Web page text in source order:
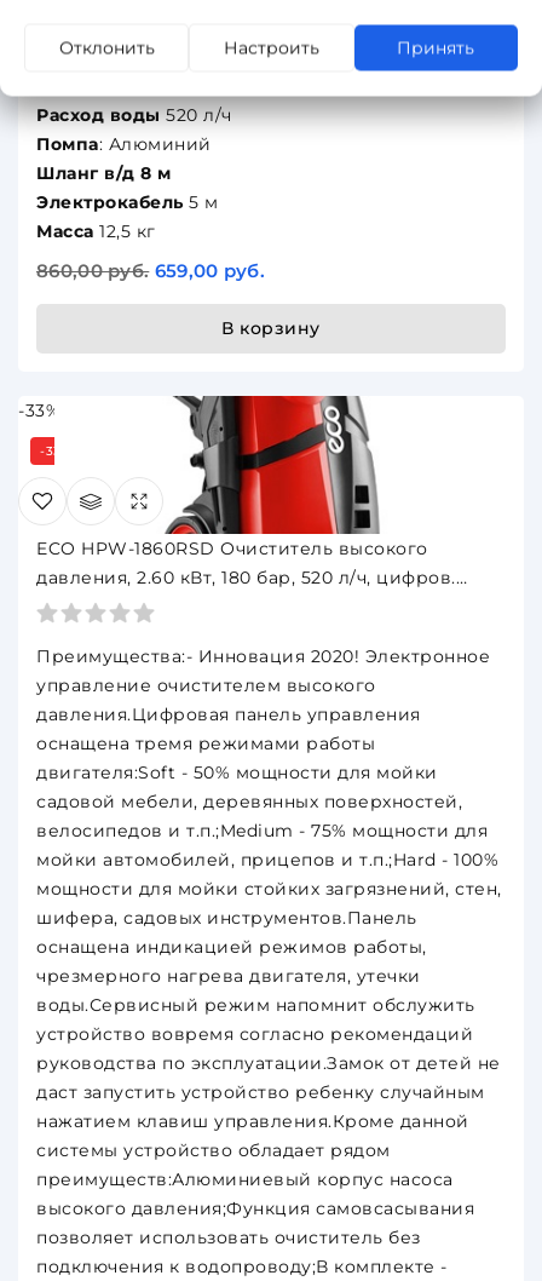
Мощность2500 Вт
Расход воды520 л/ч
Помпа: Алюминий
Шланг в/д 8 м
Электрокабель5 м
Масса 12,5 кг
860,00 руб. 659,00 руб.
В корзину
-33%
-33%
ECO HPW-1860RSD Очиститель высокого
давления, 2.60 кВт, 180 бар, 520 л/ч, цифров.
управление, самовсасывание, телескоп. ручка,
Преимущества:- Инновация 2020! Электронное
управление очистителем высокого
давления.Цифровая панель управления
оснащена тремя режимами работы
двигателя:Soft - 50% мощности для мойки
садовой мебели, деревянных поверхностей,
велосипедов и т.п.;Medium - 75% мощности для
мойки автомобилей, прицепов и т.п.;Hard - 100%
мощности для мойки стойких загрязнений, стен,
шифера, садовых инструментов.Панель
оснащена индикацией режимов работы,
чрезмерного нагрева двигателя, утечки
воды.Сервисный режим напомнит обслужить
устройство вовремя согласно рекомендаций
руководства по эксплуатации.Замок от детей не
даст запустить устройство ребенку случайным
нажатием клавиш управления.Кроме данной
системы устройство обладает рядом
преимуществ:Алюминиевый корпус насоса
высокого давления;Функция самовсасывания
позволяет использовать очиститель без
подключения к водопроводу;В комплекте -
Отклонить Настроить Принять